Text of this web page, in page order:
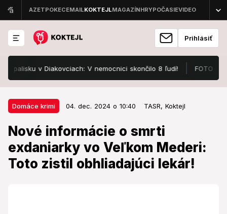
Prihlásiť
v Diakovciach: V nemocnici skončilo 8 ľudí! FOTO
Domáce krimi 04. dec. 2024 o 10:40 TASR, Koktejl
Nové informácie o smrti
exdaniarky vo Veľkom Mederi:
Toto zistil obhliadajúci lekár!
Domáce krimi 04. dec. 2024 o 10:40
Nové informácie o smrti
exdaniarky vo Veľkom Mederi:
Toto zistil obhliadajúci lekár!